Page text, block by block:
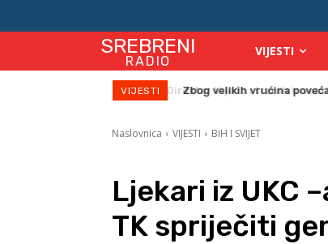
SREBRENI
RADIO
VIJESTI
VIJESTI Zbog velikih vrućina
Naslovnica VIJESTI BIH I SVIJET
Ljekari iz UKC
TK spriječiti